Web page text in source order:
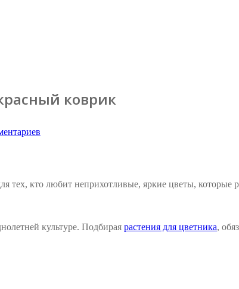
коврик
тех, кто любит неприхотливые, яркие цветы, которые
культуре. Подбирая растения для цветника,